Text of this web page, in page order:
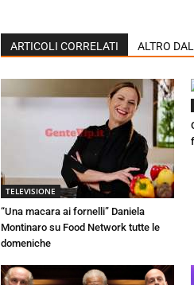
ARTICOLI CORRELATI ALTRO
TELEVISIONE
“Una macara ai fornelli” Daniela
Montinaro su Food Network tutte le
domeniche